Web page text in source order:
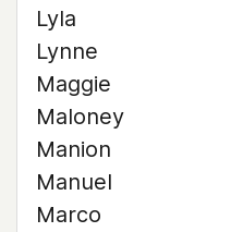
Lyla
Lynne
Maggie
Maloney
Manion
Manuel
Marco